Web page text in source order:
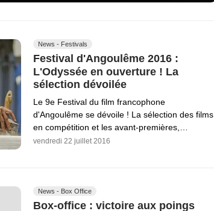
News - Festivals
Festival d'Angoulême 2016 :
L'Odyssée en ouverture ! La
sélection dévoilée
Le 9e Festival du film francophone
d'Angoulême se dévoile ! La sélection des films
en compétition et les avant-premières,…
vendredi 22 juillet 2016
News - Box Office
Box-office : victoire aux poings